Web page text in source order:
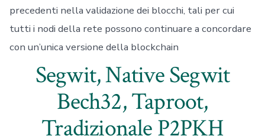
precedenti nella validazione dei blocchi, tali per cui
tutti i nodi della rete possono continuare a concordare
con un’unica versione della blockchain
Segwit, Native Segwit
Bech32, Taproot,
Tradizionale P2PKH